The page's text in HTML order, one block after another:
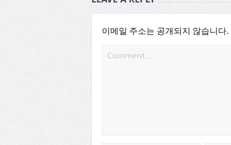
이메일 주소는 공개되지 않습니다.